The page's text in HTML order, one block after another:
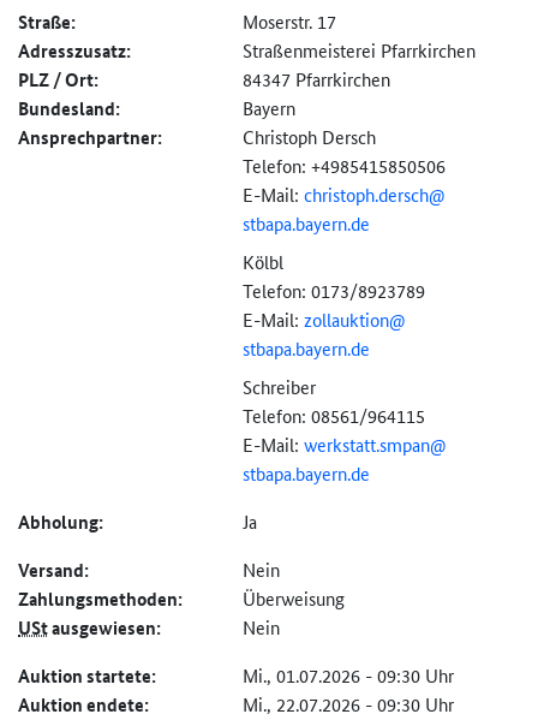
Straße: Moserstr. 17
Adresszusatz: Straßenmeisterei Pfarrkirchen
PLZ / Ort: 84347 Pfarrkirchen
Bundesland: Bayern
Ansprechpartner:
Christoph Dersch
Telefon: +4985415850506
E-Mail: christoph.dersch@
stbapa.bayern.de
Kölbl
Telefon: 0173/8923789
E-Mail: zollauktion@
stbapa.bayern.de
Schreiber
Telefon: 08561/964115
E-Mail: werkstatt.smpan@
stbapa.bayern.de
Abholung: Ja
Versand: Nein
Zahlungs­methoden: Überweisung
UStausgewiesen: Nein
Auktion startete: Mi., 01.07.2026 - 09:30 Uhr
Auktion endete: Mi., 22.07.2026 - 09:30 Uhr